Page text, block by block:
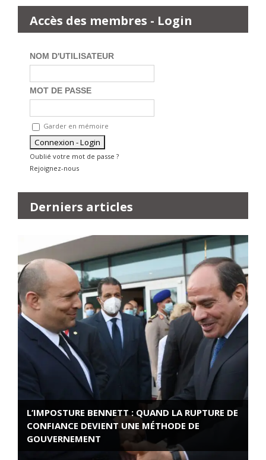
Accès des membres - Login
NOM D'UTILISATEUR
MOT DE PASSE
Garder en mémoire
Oublié votre mot de passe ?
Rejoignez-nous
Derniers articles
L’IMPOSTURE BENNETT : QUAND LA RUPTURE DE
CONFIANCE DEVIENT UNE MÉTHODE DE
GOUVERNEMENT